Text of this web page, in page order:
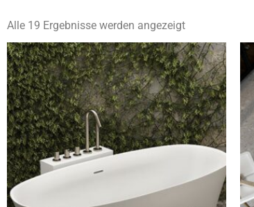
Alle 19 Ergebnisse werden angezeigt